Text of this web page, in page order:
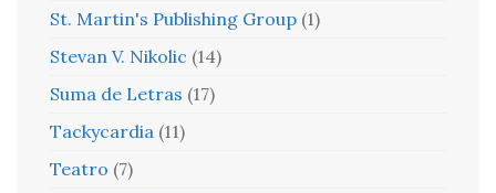
St. Martin's Publishing Group (1)
Stevan V. Nikolic (14)
Suma de Letras (17)
Tackycardia (11)
Teatro (7)